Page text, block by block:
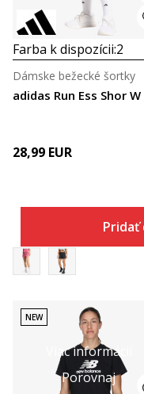
Farba k dispozícii:2
adidas Run Ess Shor W
Dámske bežecké šortky
28,99 EUR
Pridať
Viac informácií
Porovnaj
NEW